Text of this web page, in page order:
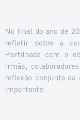
No final do ano de
refletir sobre a
Partilhada com o
Irmãs,
reflexão conjunta
importante.